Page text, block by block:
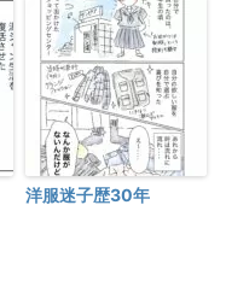
洋服迷子歴30年